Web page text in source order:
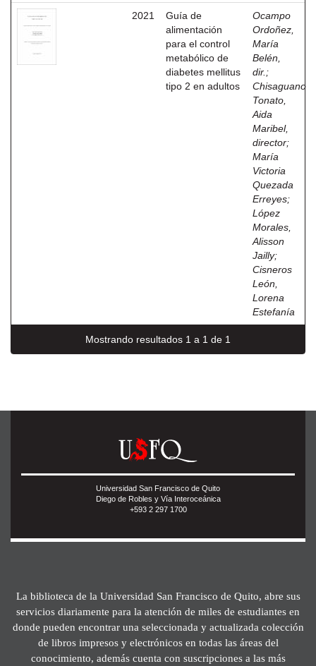
2021
Guía de
alimentación
para el control
metabólico de
diabetes mellitus
tipo 2 en adultos
Ocampo
Ordoñez,
María
Belén,
dir. ;
Chisaguano
Tonato,
Aida
Maribel,
director;
María
Victoria
Quezada
Erreyes;
López
Morales,
Alisson
Jailly;
Cisneros
León,
Lorena
Estefanía
Mostrando resultados 1 a 1 de 1
Universidad San Francisco de Quito
Diego de Robles y Vía Interoceánica
+593 2 297 1700
La biblioteca de la Universidad San Francisco de Quito, abre sus
servicios diariamente para la atención de miles de estudiantes en
donde pueden encontrar una seleccionada y actualizada colección
de libros impresos y electrónicos en todas las áreas del
conocimiento, además cuenta con suscripciones a las más